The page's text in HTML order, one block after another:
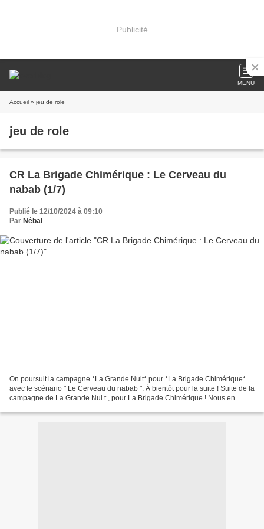
Publicité
MENU
Accueil » jeu de role
jeu de role
CR La Brigade Chimérique : Le Cerveau du
nabab (1/7)
Publié le 12/10/2024 à 09:10
Par Nébal
On poursuit la campagne *La Grande Nuit* pour *La Brigade Chimérique*
avec le scénario " Le Cerveau du nabab ". À bientôt pour la suite ! Suite de la
campagne de La Grande Nui t , pour La Brigade Chimérique ! Nous en